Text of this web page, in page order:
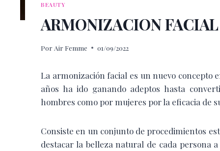
BEAUTY
ARMONIZACION FACIAL
Por Air Femme 01/09/2022
La armonización facial es un nuevo concepto
años ha ido ganando adeptos hasta
hombres como por mujeres por la eficacia de
Consiste en un conjunto de procedimientos
destacar la belleza natural de cada persona